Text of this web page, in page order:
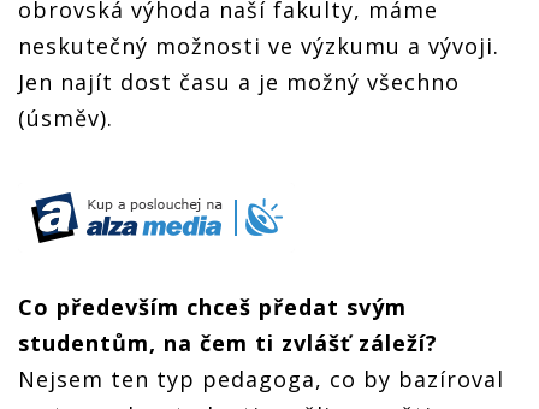
obrovská výhoda naší fakulty, máme
neskutečný možnosti ve výzkumu a vývoji.
Jen najít dost času a je možný všechno
(úsměv).
Co především chceš předat svým
studentům, na čem ti zvlášť záleží?
Nejsem ten typ pedagoga, co by bazíroval